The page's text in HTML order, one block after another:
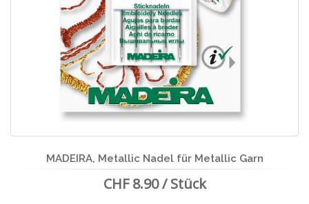
MADEIRA, Metallic Nadel für Metallic Garn
CHF 8.90 / Stück